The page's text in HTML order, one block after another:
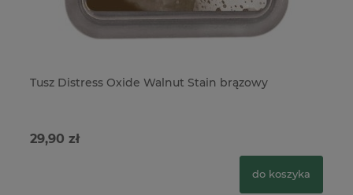
Tusz Distress Oxide Walnut Stain brązowy
29,90 zł
do koszyka